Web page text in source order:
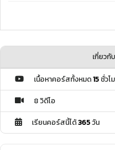
เกี่ยว
เนื้อหาคอร์สทั้งหมด15ชั่วโ
8 วิดีโอ
เรียนคอร์สนี้ได้365วัน